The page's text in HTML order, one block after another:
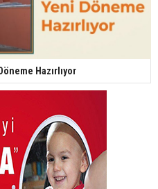
Hazırlıyor